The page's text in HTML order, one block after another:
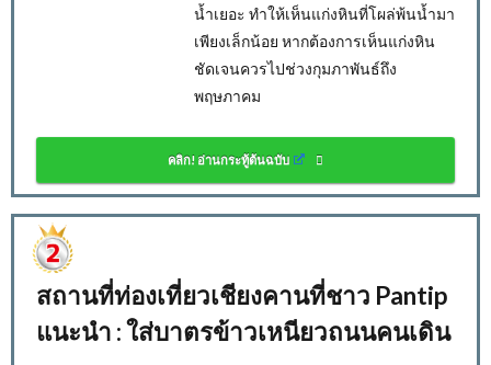
น้ำเยอะ ทำให้เห็นแก่งหินที่โผล่พ้นน้ำมา
เพียงเล็กน้อย หากต้องการเห็นแก่งหิน
ชัดเจนควรไปช่วงกุมภาพันธ์ถึง
พฤษภาคม
คลิก! อ่านกระทู้ต้นฉบับ
สถานที่ท่องเที่ยวเชียงคานที่ชาว Pantip
แนะนำ : ใส่บาตรข้าวเหนียวถนนคนเดิน